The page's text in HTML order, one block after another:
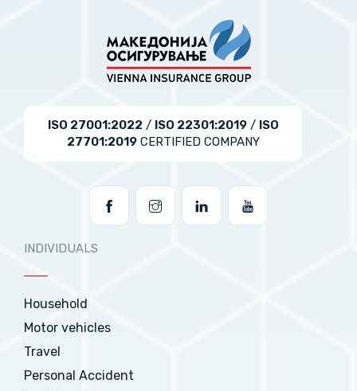
ISO 27001:2022 / ISO 22301:2019/ ISO
27701:2019CERTIFIED COMPANY
INDIVIDUALS
Household
Motor vehicles
Travel
Personal Accident